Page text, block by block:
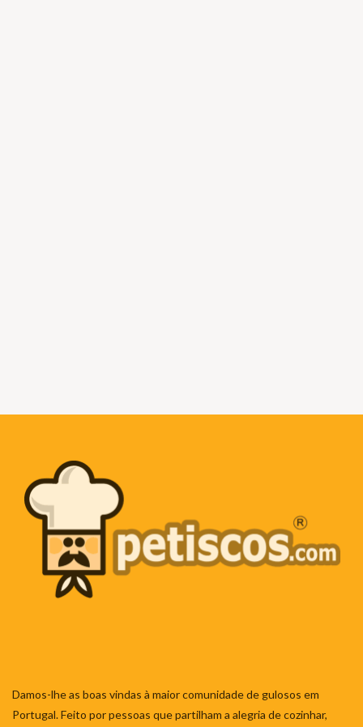
Damos-lhe as boas vindas à maior comunidade de gulosos em
Portugal. Feito por pessoas que partilham a alegria de cozinhar,